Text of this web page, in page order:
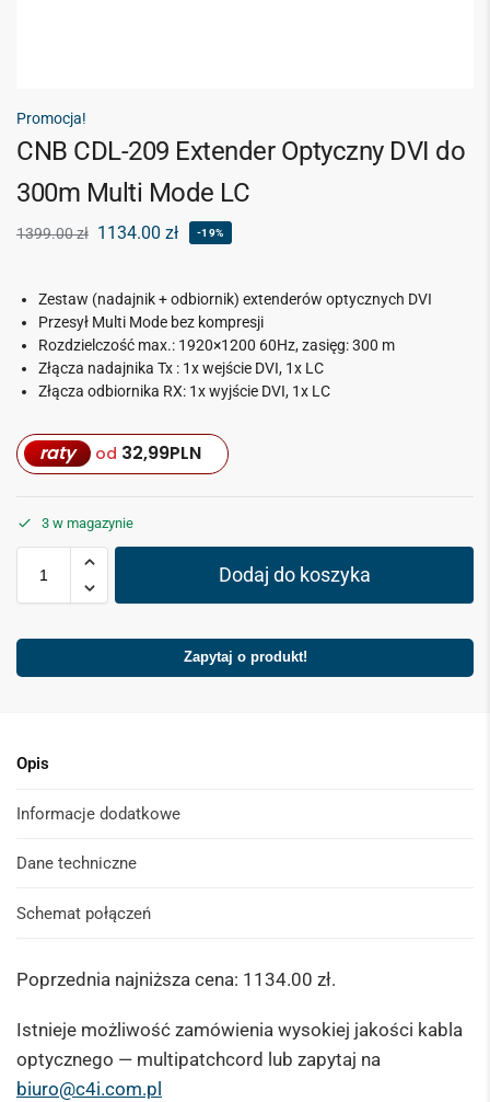
Promocja!
CNB CDL-209 Extender Optyczny DVI do
300m Multi Mode LC
1399.00zł 1134.00 zł -19%
Zestaw (nadajnik + odbiornik) extenderów optycznych DVI
Przesył Multi Mode bez kompresji
Rozdzielczość max.: 1920×1200 60Hz, zasięg: 300 m
Złącza nadajnika Tx : 1x wejście DVI, 1x LC
Złącza odbiornika RX: 1x wyjście DVI, 1x LC
raty od 32,99PLN
3 w magazynie
Dodaj do koszyka
Zapytaj o produkt!
Opis
Informacje dodatkowe
Dane techniczne
Schemat połączeń
Poprzednia najniższa cena: 1134.00 zł.
Istnieje możliwość zamówienia wysokiej jakości kabla
optycznego — multipatchcord lub zapytaj na
biuro@c4i.com.pl